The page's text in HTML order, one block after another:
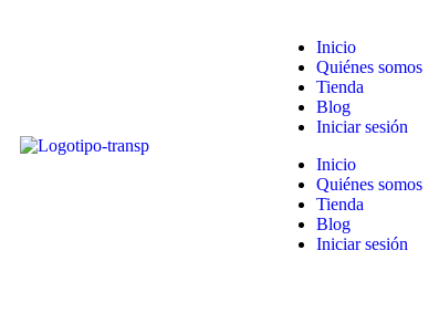
Inicio
Quiénes somos
Tienda
Blog
Iniciar sesión
Inicio
Quiénes somos
Tienda
Blog
Iniciar sesión